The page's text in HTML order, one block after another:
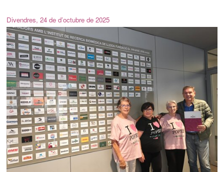
Divendres, 24 de d’octubre de 2025